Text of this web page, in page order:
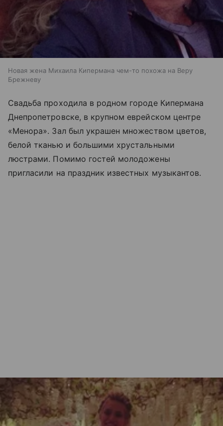
Новая жена Михаила Кипермана чем-то похожа на Веру
Брежневу
Свадьба проходила в родном городе Кипермана
Днепропетровске, в крупном еврейском центре
«Менора». Зал был украшен множеством цветов,
белой тканью и большими хрустальными
люстрами. Помимо гостей молодожены
пригласили на праздник известных музыкантов.